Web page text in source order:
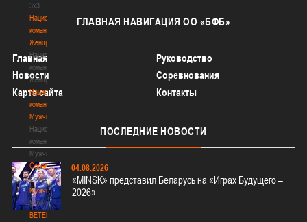
3х3
Национальная
команда.
Женщины
Национальная
команда.
Женщины
Национальная
команда.
Мужчины
Национальная
команда.
Мужчины
Соревнования
Соревнования
Мужчины
Мужчины
BETERA
ГЛАВНАЯ НАВИГАЦИЯ ОО «БФБ»
Главная
Руководство
Новости
Соревнования
Карта сайта
Контакты
ПОСЛЕДНИЕ НОВОСТИ
04.08.2026
«MINSK» представил Беларусь на «Играх Будущего –
2026»